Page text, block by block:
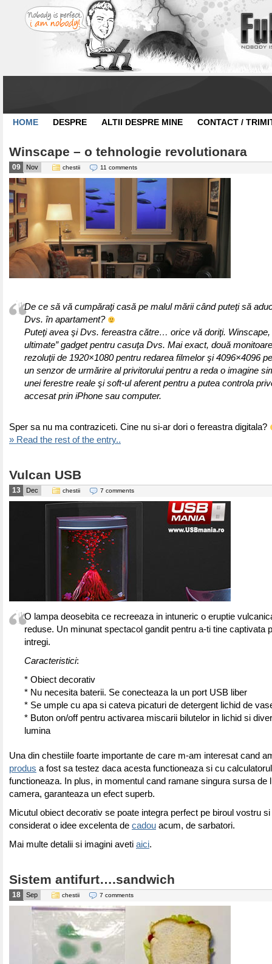
HOME DESPRE ALTII DESPRE MINE CONTACT /
Winscape – o tehnologie revolutionara
09 Nov chestii 11 comments
De ce să vă cumpăraţi casă pe malul mării când puteţi să
Dvs. în apartament?
Puteţi avea şi Dvs. fereastra către… orice vă doriţi. Winscape,
ultimate” gadget pentru casuţa Dvs. Mai exact, două
rezoluţii de 1920×1080 pentru redarea filmelor şi 4096×4096
un senzor de urmărire al privitorului pentru a reda o imagine
unei ferestre reale şi soft-ul aferent pentru a putea controla
accesat prin iPhone sau computer.
Sper sa nu ma contraziceti. Cine nu si-ar dori o fereastra digitala?
» Read the rest of the entry..
Vulcan USB
13 Dec chestii 7 comments
O lampa deosebita ce recreeaza in intuneric o eruptie
reduse. Un minunat spectacol gandit pentru a-ti tine captivata
intregi.
Caracteristici:
* Obiect decorativ
* Nu necesita baterii. Se conecteaza la un port USB liber
* Se umple cu apa si cateva picaturi de detergent lichid de
* Buton on/off pentru activarea miscarii bilutelor in lichid si
lumina
Una din chestiile foarte importante de care m-am interesat cand
produs a fost sa testez daca acesta functioneaza si cu
functioneaza. In plus, in momentul cand ramane singura sursa de
camera, garanteaza un efect superb.
Micutul obiect decorativ se poate integra perfect pe biroul vostru si
considerat o idee excelenta de cadou acum, de sarbatori.
Mai multe detalii si imagini aveti aici.
Sistem antifurt….sandwich
18 Sep chestii 7 comments